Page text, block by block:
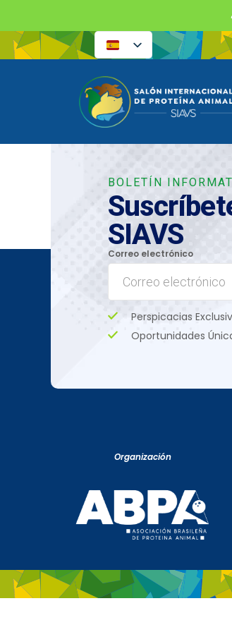
BOLETÍN
SIAVS
Correo electrónico
Perspicacias
Oportunidades
Organización